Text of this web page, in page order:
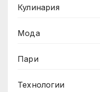
Кулинария
Мода
Пари
Технологии